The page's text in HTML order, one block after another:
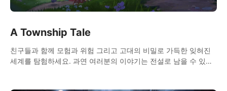
A Township Tale
친구들과 함께 모험과 위험 그리고 고대의 비밀로 가득한 잊혀진
세계를 탐험하세요. 과연 여러분의 이야기는 전설로 남을 수 있을